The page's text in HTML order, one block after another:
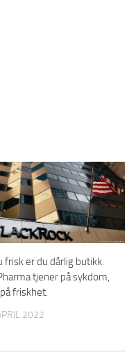
frisk er du dårlig butikk.
tjener på sykdom,
friskhet.
2022